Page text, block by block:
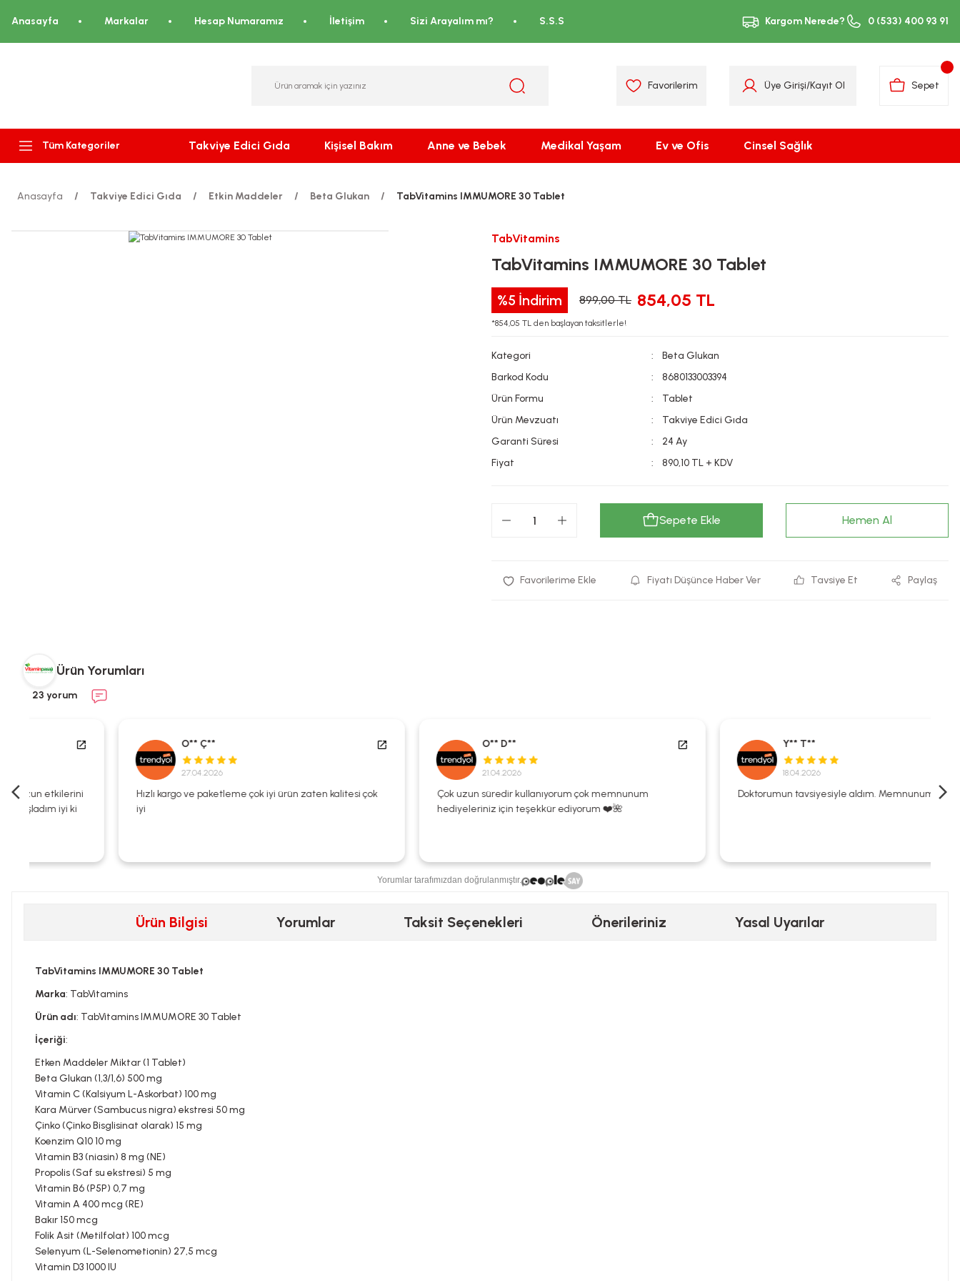
Anasayfa Markalar Hesap Numaramız İletişim Sizi Arayalım mı? S.S.S Kargom Nerede? 0 (533) 400 93 91
Favorilerim Üye Girişi/Kayıt Ol Sepet
Tüm Kategoriler Takviye Edici Gıda Kişisel Bakım Anne ve Bebek Medikal Yaşam Ev ve Ofis Cinsel Sağlık
Anasayfa Takviye Edici Gıda Etkin Maddeler Beta Glukan TabVitamins IMMUMORE 30 Tablet
TabVitamins
TabVitamins IMMUMORE 30 Tablet
%5 İndirim 899,00 TL 854,05 TL
*854,05 TL den başlayan taksitlerle!
Kategori
Beta Glukan
Barkod Kodu
8680133003394
Ürün Formu
Tablet
Ürün Mevzuatı
Takviye Edici Gıda
Garanti Süresi
24 Ay
Fiyat
890,10 TL + KDV
Sepete Ekle Hemen Al
Fiyatı Düşünce Haber Ver Tavsiye Et Paylaş
Ürün Yorumları
23 yorum
27.04.2026
Hızlı kargo ve paketleme çok iyi ürün zaten kalitesi çok
iyi
21.04.2026
Çok uzun süredir kullanıyorum çok memnunum
hediyeleriniz için teşekkür ediyorum ❤️🌺
Doktorumun tavsiyesiyle aldım. Memnunum.
Yorumlar tarafımızdan doğrulanmıştır.
Ürün Bilgisi Yorumlar Taksit Seçenekleri Önerileriniz Yasal Uyarılar
TabVitamins IMMUMORE 30 Tablet
Marka: TabVitamins
Ürün adı: TabVitamins IMMUMORE 30 Tablet
İçeriği:
Etken Maddeler Miktar (1 Tablet)
Beta Glukan (1,3/1,6) 500 mg
Vitamin C (Kalsiyum L-Askorbat) 100 mg
Kara Mürver (Sambucus nigra) ekstresi 50 mg
Çinko (Çinko Bisglisinat olarak) 15 mg
Koenzim Q10 10 mg
Vitamin B3 (niasin) 8 mg (NE)
Propolis (Saf su ekstresi) 5 mg
Vitamin B6 (P5P) 0,7 mg
Vitamin A 400 mcg (RE)
Bakır 150 mcg
Folik Asit (Metilfolat) 100 mcg
Selenyum (L-Selenometionin) 27,5 mcg
Vitamin D3 1000 IU